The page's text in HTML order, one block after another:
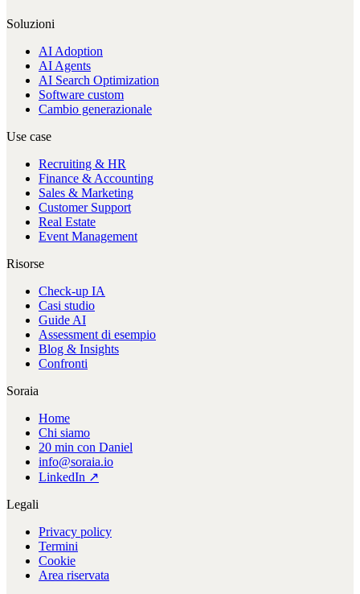
Soluzioni
AI Adoption
AI Agents
AI Search Optimization
Software custom
Cambio generazionale
Use case
Recruiting & HR
Finance & Accounting
Sales & Marketing
Customer Support
Real Estate
Event Management
Risorse
Check-up IA
Casi studio
Guide AI
Assessment di esempio
Blog & Insights
Confronti
Soraia
Home
Chi siamo
20 min con Daniel
info@soraia.io
LinkedIn ↗
Legali
Privacy policy
Termini
Cookie
Area riservata